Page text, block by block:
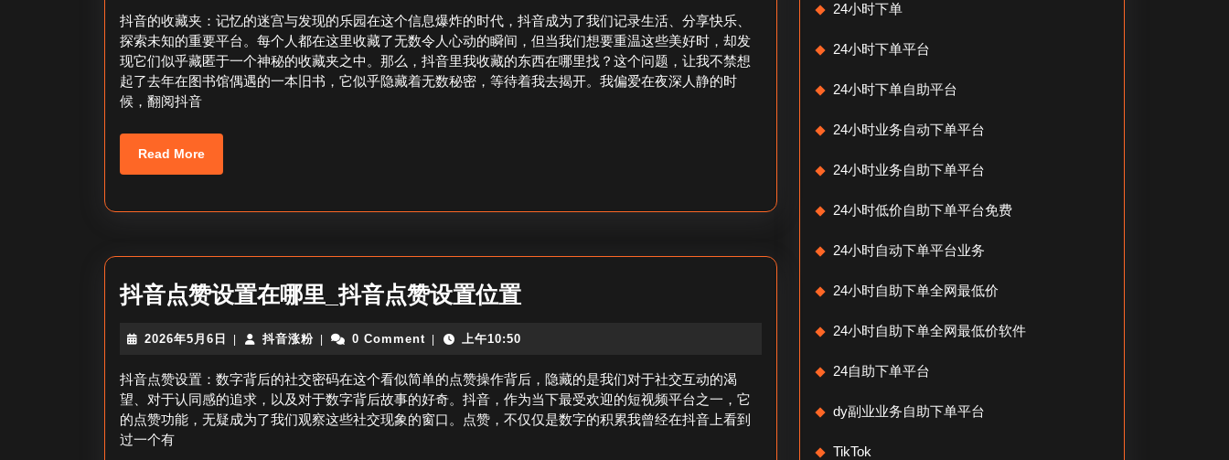
理
在
哪？
我
收
藏
哪
找
收
藏
在
5
月
7
涨
粉
抖音的收藏夹：记忆的迷宫与发现的乐园在这个信息爆炸的时代，抖音成为了我们记录生活、分享快乐、
探索未知的重要平台。每个人都在这里收藏了无数令人心动的瞬间，但当我们想要重温这些美好时，却发
现它们似乎藏匿于一个神秘的收藏夹之中。那么，抖音里我收藏的东西在哪里找？这个问题，让我不禁想
起了去年在图书馆偶遇的一本旧书，它似乎隐藏着无数秘密，等待着我去揭开。我偏爱在夜深人静的时
候，翻阅抖音
Read MoreRead
More
抖音点赞设置在哪里_抖音点赞设置位置抖
赞
设
置
2026年5月6日
2026
5
月
6
日
抖音涨粉抖
涨
粉
0 Comment 上午10:50
抖音点赞设置：数字背后的社交密码在这个看似简单的点赞操作背后，隐藏的是我们对于社交互动的渴
望、对于认同感的追求，以及对于数字背后故事的好奇。抖音，作为当下最受欢迎的短视频平台之一，它
的点赞功能，无疑成为了我们观察这些社交现象的窗口。点赞，不仅仅是数字的积累我曾经在抖音上看到
过一个有
24小时下单
24小时下单平台
24小时下单自助平台
24小时业务自动下单平台
24小时业务自助下单平台
24小时低价自助下单平台免费
24小时自动下单平台业务
24小时自助下单全网最低价
24小时自助下单全网最低价软件
24自助下单平台
dy副业业务自助下单平台
TikTok